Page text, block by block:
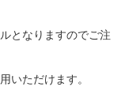
となりますのでご注
いただけます。